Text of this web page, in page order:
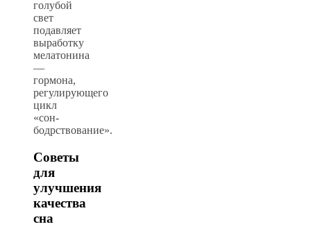
голубой
свет
подавляет
выработку
мелатонина
—
гормона,
регулирующего
цикл
«сон-
бодрствование».
Советы
для
улучшения
качества
сна